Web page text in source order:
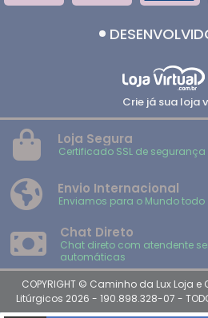
Crie já sua loja
Loja Segura
Certificado SSL de segurança
Envio Internacional
Enviamos para o Mundo todo
Chat Direto
Chat direto com atendente
automáticas
COPYRIGHT © Caminho da Lux Loja
Litúrgicos 2026 - 190.898.328-07 -